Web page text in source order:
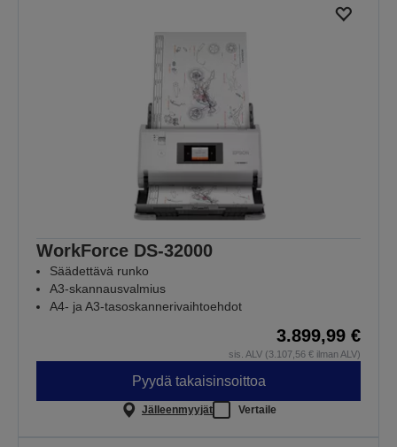
WorkForce DS-32000
Säädettävä runko
A3-skannausvalmius
A4- ja A3-tasoskannerivaihtoehdot
3.899,99 €
sis. ALV (3.107,56 € ilman ALV)
Pyydä takaisinsoittoa
Jälleenmyyjät Vertaile